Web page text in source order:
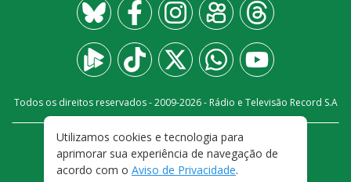
Todos os direitos reservados - 2009-2026- Rádio e Televisão Record S.A
FALE CONOSCO
PRIVACIDADE
TERMOS E CONDIÇÕES DE USO
Utilizamos cookies e tecnologia para
aprimorar sua experiência de navegação de
acordo com o Aviso de Privacidade.